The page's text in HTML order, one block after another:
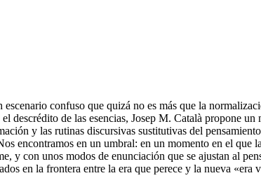
escenario confuso que quizá no es más que la
descrédito de las esencias, Josep M. Català propone
y las rutinas discursivas sustitutivas del
encontramos en un umbral: en un momento en el que
y con unos modos de enunciación que se ajustan al
en la frontera entre la era que perece y la nueva